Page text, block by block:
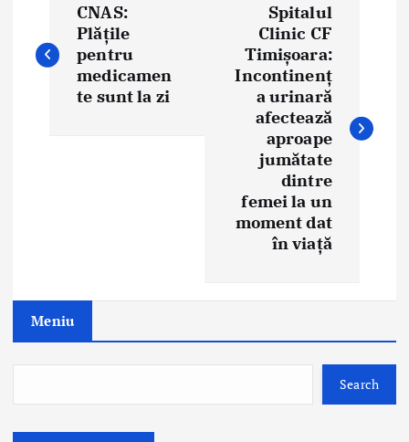
s
a
t
i
o
CNAS:
Plățile
pentru
medicamen
te sunt la zi
Spitalul
Clinic CF
Timișoara:
Incontinenț
a urinară
afectează
aproape
jumătate
dintre
femei la un
moment dat
în viață
Meniu
Search